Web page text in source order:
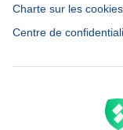
Charte sur les cookies
Centre de